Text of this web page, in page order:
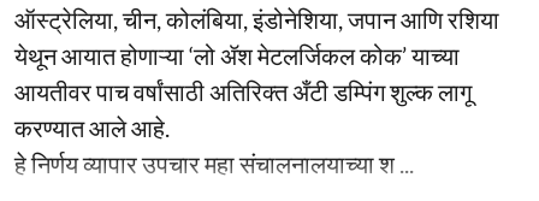
ऑस्ट्रेलिया, चीन, कोलंबिया, इंडोनेशिया, जपान आणि रशिया
येथून आयात होणाऱ्या ‘लो ॲश मेटलर्जिकल कोक’ याच्या
आयतीवर पाच वर्षांसाठी अतिरिक्त अँटी डम्पिंग शुल्क लागू
करण्यात आले आहे.
हे निर्णय व्यापार उपचार महा संचालनालयाच्या श ...